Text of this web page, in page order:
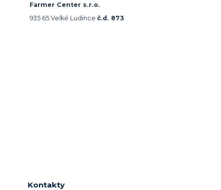
Farmer Center s.r.o.
935 65 Veľké Ludince č.d. 873
Kontakty